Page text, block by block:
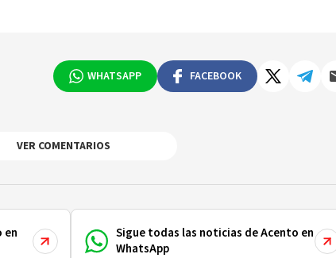
WHATSAPP FACEBOOK
VER COMENTARIOS
en
Sigue todas las noticias de Acento en
WhatsApp